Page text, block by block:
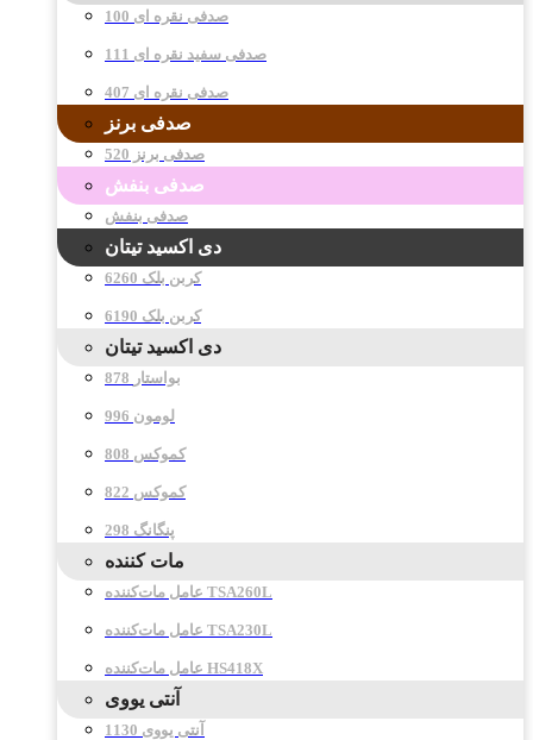
صدفی نقره ای 100
صدفی سفید نقره ای 111
صدفی نقره ای 407
صدفی برنز
صدفی برنز 520
صدفی بنفش
صدفی بنفش
دی اکسید تیتان
کربن بلک 6260
کربن بلک 6190
دی اکسید تیتان
878 بواستار
996 لومون
808 کموکس
822 کموکس
298 پنگانگ
مات کننده
عامل مات‌کننده TSA260L
عامل مات‌کننده TSA230L
عامل مات‌کننده HS418X
آنتی یووی
آنتی یووی 1130